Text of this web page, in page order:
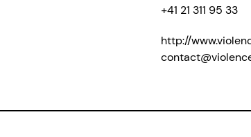
+41 21 311 95 33
http://